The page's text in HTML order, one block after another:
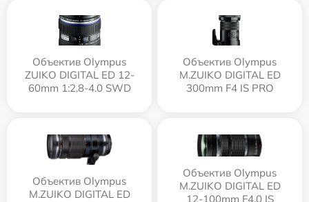
Объектив Olympus
ZUIKO DIGITAL ED 12-
60mm 1:2.8-4.0 SWD
Объектив Olympus
M.ZUIKO DIGITAL ED
300mm F4 IS PRO
Объектив Olympus
M.ZUIKO DIGITAL ED
Объектив Olympus
M.ZUIKO DIGITAL ED
12‑100mm F4.0 IS